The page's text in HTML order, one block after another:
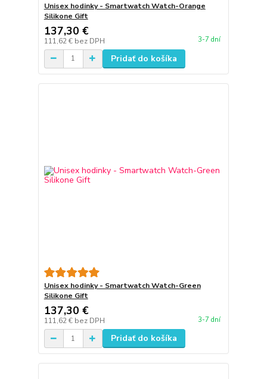
Unisex hodinky - Smartwatch Watch-Orange
Silikone Gift
137,30 €
111,62 € bez DPH 3-7 dní
Pridať do košíka
Unisex hodinky - Smartwatch Watch-Green
Silikone Gift
137,30 €
111,62 € bez DPH 3-7 dní
Pridať do košíka